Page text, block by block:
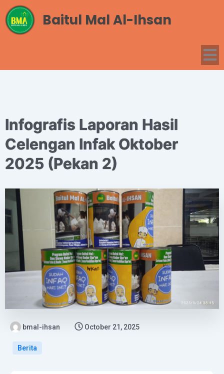
Baitul Mal Al-Ihsan
Infografis Laporan Hasil
Celengan Infak Oktober
2025 (Pekan 2)
bmal-ihsan October 21, 2025
Berita